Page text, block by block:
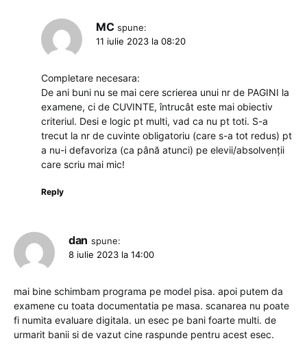
MC spune:
11 iulie 2023 la 08:20
Completare necesara:
De ani buni nu se mai cere scrierea unui nr de PAGINI la
examene, ci de CUVINTE, întrucât este mai obiectiv
criteriul. Desi e logic pt multi, vad ca nu pt toti. S-a
trecut la nr de cuvinte obligatoriu (care s-a tot redus) pt
a nu-i defavoriza (ca până atunci) pe elevii/absolvenții
care scriu mai mic!
Reply
dan spune:
8 iulie 2023 la 14:00
mai bine schimbam programa pe model pisa. apoi putem da
examene cu toata documentatia pe masa. scanarea nu poate
fi numita evaluare digitala. un esec pe bani foarte multi. de
urmarit banii si de vazut cine raspunde pentru acest esec.